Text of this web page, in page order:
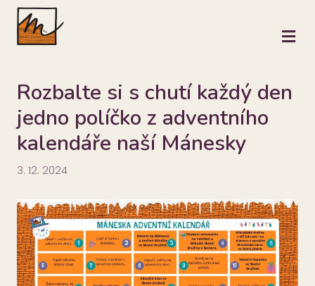
Rozbalte si s chutí každý den
jedno políčko z adventního
kalendáře naší Mánesky
3. 12. 2024